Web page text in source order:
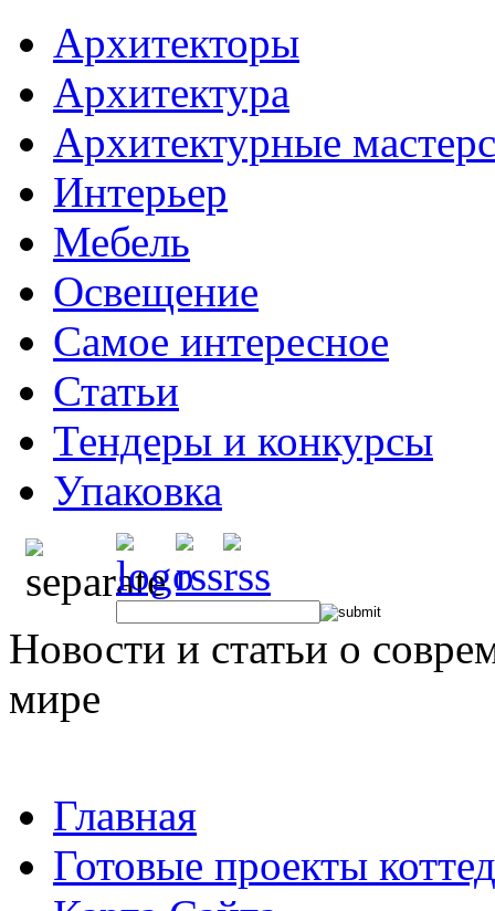
Архитекторы
Архитектура
Архитектурные
Интерьер
Мебель
Освещение
Самое интересное
Статьи
Тендеры и конкурсы
Упаковка
Новости и статьи о
мире
Главная
Готовые проекты